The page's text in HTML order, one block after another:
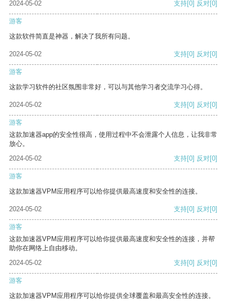
2024-05-02
支持[0] 反对[0]
游客
这款软件简直是神器，解决了我所有问题。
2024-05-02 支持[0] 反对[0]
游客
这款学习软件的社区氛围非常好，可以与其他学习者交流学习心得。
2024-05-02 支持[0] 反对[0]
游客
这款加速器app的安全性很高，使用过程中不会泄露个人信息，让我非常
放心。
2024-05-02
支持[0] 反对[0]
游客
这款加速器VPM应用程序可以给你提供最高速度和安全性的连接。
2024-05-02 支持[0] 反对[0]
游客
这款加速器VPM应用程序可以给你提供最高速度和安全性的连接，并帮
助你在网络上自由移动。
2024-05-02
支持[0] 反对[0]
游客
这款加速器VPM应用程序可以给你提供全球覆盖和最高安全性的连接。